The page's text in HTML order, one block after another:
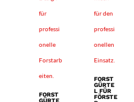
FORST
GÜRTE
FORST
GÜRTE
L FÜR
FÖRSTE